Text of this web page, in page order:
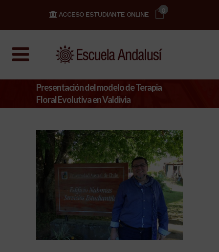
0
ACCESO ESTUDIANTE ONLINE
Presentación del modelo de Terapia
Floral Evolutiva en Valdivia